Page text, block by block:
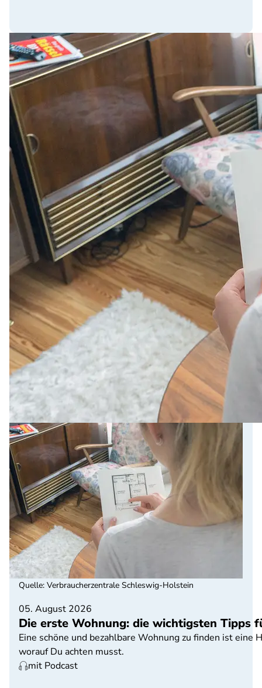
05. August 2026
Die erste Wohnung: die wichtigsten Tipps
Eine schöne und bezahlbare Wohnung zu finden ist
worauf Du achten musst.
mit Podcast
Quelle: Verbraucherzentrale Schleswig-Holstein